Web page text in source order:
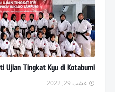
Ujian Tingkat Kyu di Kotabumi
غشت 29, 2022